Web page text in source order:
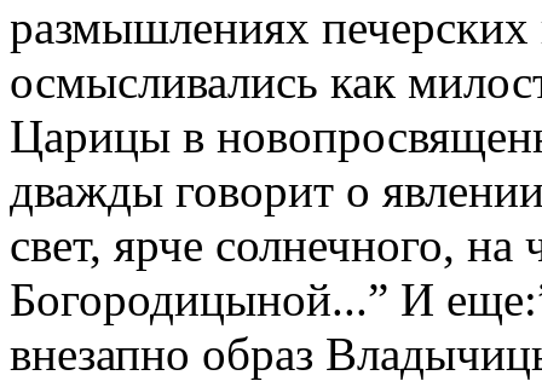
размышлениях
осмысливались как
Царицы в
дважды говорит о
свет, ярче солнечного, на
Богородицыной...” И
внезапно образ